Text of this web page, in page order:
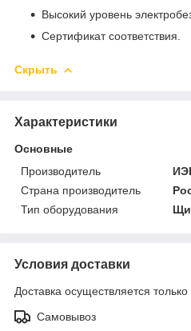
Высокий уровень
Сертификат соответствия.
Скрыть
Характеристики
Основные
Производитель
Страна производитель
Тип оборудования
Условия доставки
Доставка осуществляется
Самовывоз